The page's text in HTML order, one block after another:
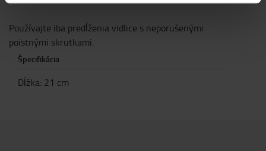
Používajte iba predĺženia vidlice s neporušenými
poistnými skrutkami.
Špecifikácia
Dĺžka: 21 cm